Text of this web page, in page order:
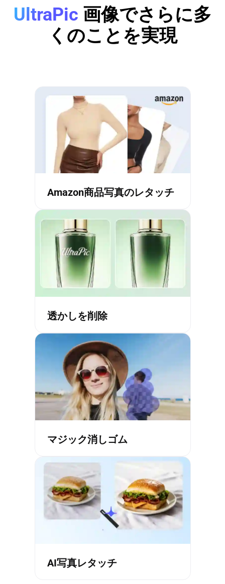
UltraPic 画像でさらに多
くのことを実現
Amazon商品写真のレタッチ
透かしを削除
マジック消しゴム
AI写真レタッチ